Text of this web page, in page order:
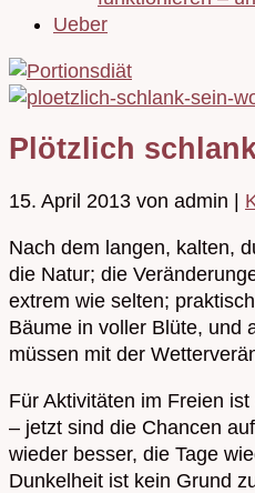
Ueber
Plötzlich
15. April 2013 von admin |
Nach dem langen, kalten,
die Natur; die
extrem wie selten;
Bäume in voller Blüte, und
müssen mit der
Für Aktivitäten im Freien
– jetzt sind die Chancen
wieder besser, die Tage
Dunkelheit ist kein Grund